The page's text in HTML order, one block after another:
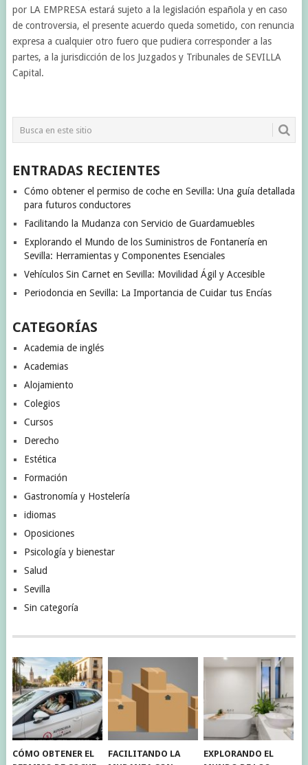
por LA EMPRESA estará sujeto a la legislación española y en caso
de controversia, el presente acuerdo queda sometido, con renuncia
expresa a cualquier otro fuero que pudiera corresponder a las
partes, a la jurisdicción de los Juzgados y Tribunales de SEVILLA
Capital.
ENTRADAS RECIENTES
Cómo obtener el permiso de coche en Sevilla: Una guía detallada
para futuros conductores
Facilitando la Mudanza con Servicio de Guardamuebles
Explorando el Mundo de los Suministros de Fontanería en
Sevilla: Herramientas y Componentes Esenciales
Vehículos Sin Carnet en Sevilla: Movilidad Ágil y Accesible
Periodoncia en Sevilla: La Importancia de Cuidar tus Encías
CATEGORÍAS
Academia de inglés
Academias
Alojamiento
Colegios
Cursos
Derecho
Estética
Formación
Gastronomía y Hostelería
idiomas
Oposiciones
Psicología y bienestar
Salud
Sevilla
Sin categoría
CÓMO OBTENER EL
FACILITANDO LA
EXPLORANDO EL